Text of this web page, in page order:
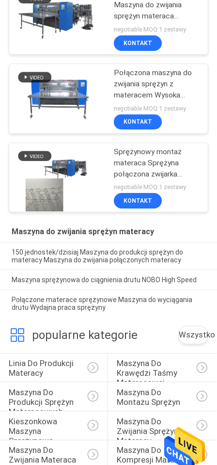
Maszyna do zwijania
sprężyn materaca
Maszyna do zwijania
materaca Aeesmbling
negotiable MOQ:1 zestawy
KONTAKT
Połączona maszyna do
zwijania sprężyn z
materacem Wysoka
prędkość 150 mm - 180
mm Wysokość sprężyny
negotiable MOQ:1 zestawy
KONTAKT
Sprężynowy montaż
materaca Sprężyna
połączona zwijarka
Średnica drutu spiralnego
1,6-1,7
negotiable MOQ:1 zestawy
KONTAKT
Maszyna do zwijania sprężyn materacy
150 jednostek/dzisiaj Maszyna do produkcji sprężyn do
materacy Maszyna do zwijania połączonych materacy
Maszyna sprężynowa do ciągnienia drutu NOBO High Speed
Połączone materace sprężynowe Maszyna do wyciągania
drutu Wydajna praca sprężyny
popularne kategorie Wszystko
Linia Do Produkcji
Materacy
Maszyna Do
Krawędzi Taśmy
Materacowej
Maszyna Do
Produkcji Sprężyn
Materacowych
Maszyna Do
Montażu Sprężyn
Kieszonkowa
Maszyna
Sprężynowa
Maszyna Do
Zwijania Sprężyn
Materacy
Maszyna Do
Zwijania Materaca
Maszyna Do
Kompresji Materaca